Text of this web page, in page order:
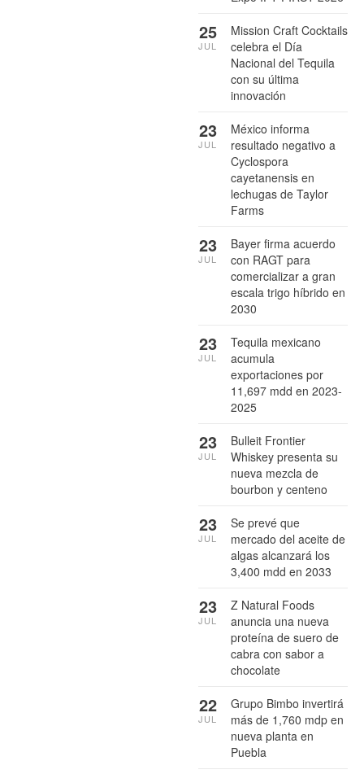
Mission Craft Cocktails
celebra el Día
Nacional del Tequila
con su última
innovación
25
JUL
México informa
resultado negativo a
Cyclospora
cayetanensis en
lechugas de Taylor
Farms
23
JUL
Bayer firma acuerdo
con RAGT para
comercializar a gran
escala trigo híbrido en
2030
23
JUL
Tequila mexicano
acumula
exportaciones por
11,697 mdd en 2023-
2025
23
JUL
Bulleit Frontier
Whiskey presenta su
nueva mezcla de
bourbon y centeno
23
JUL
Se prevé que
mercado del aceite de
algas alcanzará los
3,400 mdd en 2033
23
JUL
Z Natural Foods
anuncia una nueva
proteína de suero de
cabra con sabor a
chocolate
23
JUL
Grupo Bimbo invertirá
más de 1,760 mdp en
nueva planta en
Puebla
22
JUL